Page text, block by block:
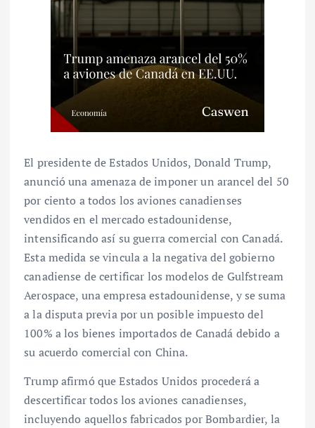
El presidente de Estados Unidos, Donald Trump,
anunció una amenaza de imponer un arancel del 50
por ciento a todos los aviones canadienses
vendidos en el mercado estadounidense,
intensificando así su guerra comercial con Canadá.
Esta medida se vincula a la negativa del gobierno
canadiense de certificar los modelos de Gulfstream
Aerospace, una empresa estadounidense, y se suma
a la disputa previa por un posible impuesto del
100% a los bienes importados de Canadá debido a
su acuerdo comercial con China.
Trump afirmó que Estados Unidos procederá a
descertificar todos los aviones canadienses,
incluyendo aquellos fabricados por Bombardier, la